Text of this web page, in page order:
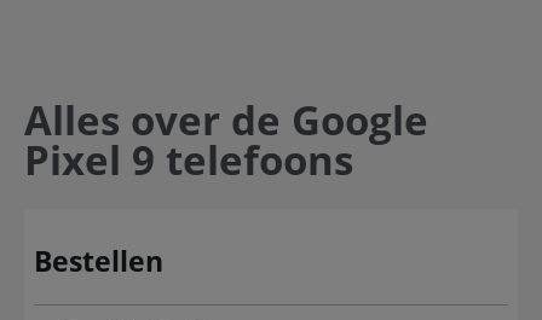
Alles over de Google
Pixel 9 telefoons
Bestellen